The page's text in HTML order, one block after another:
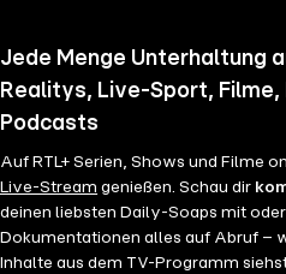
Jede Menge Unterhaltung
Realitys, Live-Sport, Filme,
Podcasts
Auf RTL+ Serien, Shows und Filme
Live-Stream genießen. Schau dir
deinen liebsten Daily-Soaps mit
Dokumentationen alles auf Abruf –
Inhalte aus dem TV-Programm